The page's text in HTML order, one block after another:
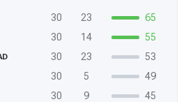
30 23
65
30 14
55
30 23
53
30 5
49
30 9
45